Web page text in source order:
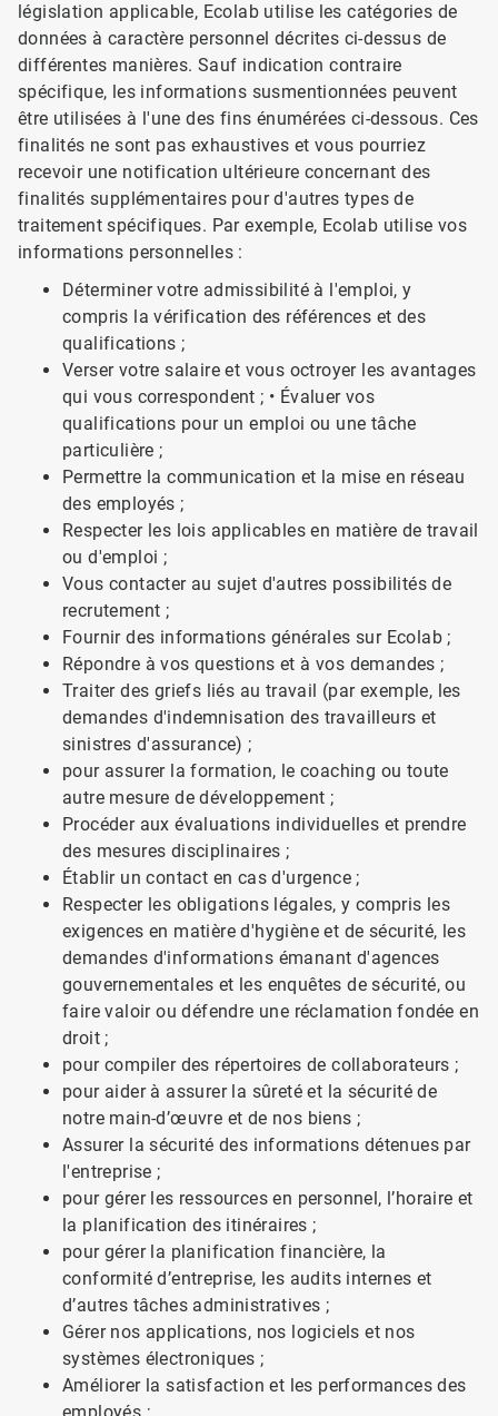
législation applicable, Ecolab utilise les catégories de
données à caractère personnel décrites ci-dessus de
différentes manières. Sauf indication contraire
spécifique, les informations susmentionnées peuvent
être utilisées à l'une des fins énumérées ci-dessous. Ces
finalités ne sont pas exhaustives et vous pourriez
recevoir une notification ultérieure concernant des
finalités supplémentaires pour d'autres types de
traitement spécifiques. Par exemple, Ecolab utilise vos
informations personnelles :
Déterminer votre admissibilité à l'emploi, y
compris la vérification des références et des
qualifications ;
Verser votre salaire et vous octroyer les avantages
qui vous correspondent ; • Évaluer vos
qualifications pour un emploi ou une tâche
particulière ;
Permettre la communication et la mise en réseau
des employés ;
Respecter les lois applicables en matière de travail
ou d'emploi ;
Vous contacter au sujet d'autres possibilités de
recrutement ;
Fournir des informations générales sur Ecolab ;
Répondre à vos questions et à vos demandes ;
Traiter des griefs liés au travail (par exemple, les
demandes d'indemnisation des travailleurs et
sinistres d'assurance) ;
pour assurer la formation, le coaching ou toute
autre mesure de développement ;
Procéder aux évaluations individuelles et prendre
des mesures disciplinaires ;
Établir un contact en cas d'urgence ;
Respecter les obligations légales, y compris les
exigences en matière d'hygiène et de sécurité, les
demandes d'informations émanant d'agences
gouvernementales et les enquêtes de sécurité, ou
faire valoir ou défendre une réclamation fondée en
droit ;
pour compiler des répertoires de collaborateurs ;
pour aider à assurer la sûreté et la sécurité de
notre main-d’œuvre et de nos biens ;
Assurer la sécurité des informations détenues par
l'entreprise ;
pour gérer les ressources en personnel, l’horaire et
la planification des itinéraires ;
pour gérer la planification financière, la
conformité d’entreprise, les audits internes et
d’autres tâches administratives ;
Gérer nos applications, nos logiciels et nos
systèmes électroniques ;
Améliorer la satisfaction et les performances des